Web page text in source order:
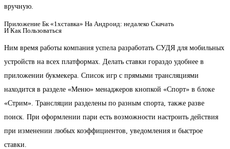
вручную.
Приложение Бк «1хставка» На Андроид: недалеко Скачать
И Как Пользоваться
Ним время работы компания успела разработать СУДЯ для мобильных
устройств на всех платформах. Делать ставки гораздо удобнее в
приложении букмекера. Список игр с прямыми трансляциями
находится в разделе «Меню» менаджеров кнопкой «Спорт» в блоке
«Стрим». Трансляции разделены по разным спорта, также разве
поиск. При оформлении пари есть возможности настроить действия
при изменении любых коэффициентов, уведомления и быстрое
ставки.